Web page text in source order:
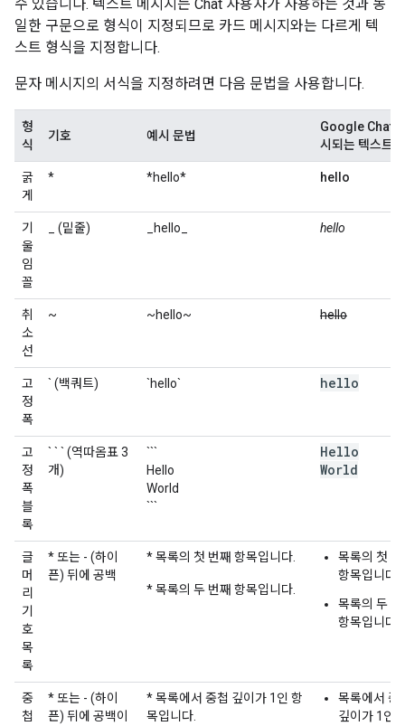
수 있습니다. 텍스트 메시지는 Chat 사용자가 사용하는 것과 동
일한 구문으로 형식이 지정되므로 카드 메시지와는 다르게 텍
스트 형식을 지정합니다.
문자 메시지의 서식을 지정하려면 다음 문법을 사용합니다.
형
식
기호 예시 문법
Google Chat
시되는 텍스트
굵
게
* *hello* hello
기
울
임
꼴
_ (밑줄) _hello_ hello
취
소
선
~ ~hello~ hello
고
정
폭
` (백쿼트) `hello` hello
고
정
폭
블
록
` ` ` (역따옴표 3
개)
```
Hello
World
```
Hello
World
글
머
리
기
호
목
록
* 또는 - (하이
픈) 뒤에 공백
* 목록의 첫 번째 항목입니다.
* 목록의 두 번째 항목입니다.
목록의 첫 번
항목입니다.
목록의 두 번
항목입니다.
중
첩
* 또는 - (하이
픈) 뒤에 공백이
* 목록에서 중첩 깊이가 1인 항
목입니다.
목록에서 중
깊이가 1인